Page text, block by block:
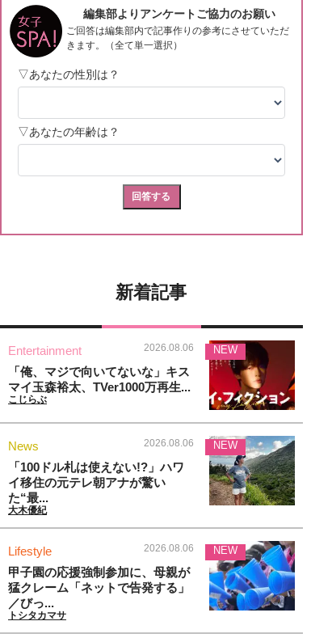
新着記事
Entertainment 2026.08.06
「俺、マジで向いてないな」キス
マイ玉森裕太、TVer1000万再生...
こじらぶ
NEW
News 2026.08.06
「100ドル札は使えない!?」ハワ
イ移住の元テレ朝アナが驚い
た“最...
大木優紀
NEW
Lifestyle 2026.08.06
甲子園の応援強制参加に、母親が
猛クレーム「ネットで告発する」
／びっ...
トシタカマサ
NEW